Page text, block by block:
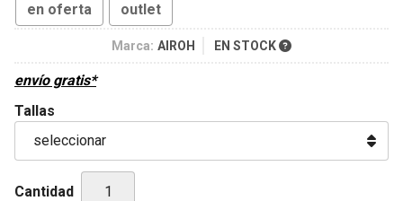
en oferta outlet
Marca: AIROH EN STOCK
envío gratis*
Tallas
Cantidad